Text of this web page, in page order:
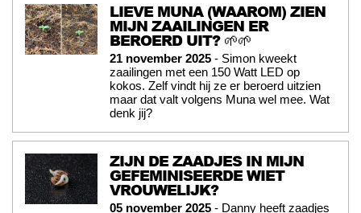
LIEVE MUNA (WAAROM) ZIEN
MIJN ZAAILINGEN ER
BEROERD UIT? 🌱🌱
21 november 2025 - Simon kweekt
zaailingen met een 150 Watt LED op
kokos. Zelf vindt hij ze er beroerd uitzien
maar dat valt volgens Muna wel mee. Wat
denk jij?
ZIJN DE ZAADJES IN MIJN
GEFEMINISEERDE WIET
VROUWELIJK?
05 november 2025 - Danny heeft zaadjes